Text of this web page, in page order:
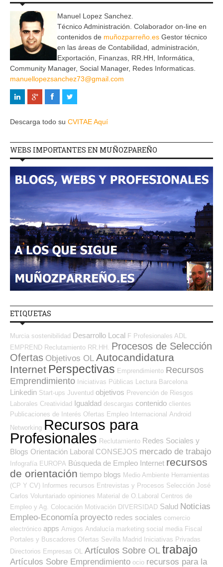
Manuel Lopez Sanchez.
Técnico Administración. Colaborador on-line en
contenidos de muñozparreño.es Gestor técnico
en las áreas de Contabilidad, administración,
Exportación, Finanzas, RR.HH, Informática,
Community Manager, Social Manager, Redes Informaticas.
manuellopezsanchez73@gmail.com
Descarga todo su CVITAE Aquí
WEBS IMPORTANTES EN MUÑOZPAREÑO
ETIQUETAS
Murcia sostenibilidad Desarrollo Local F Profesionales ADL
EMPREND Reclutamiento RR.HH.
Procesos de Selección
Ofertas Objetivos OL Autocandidatura
Internet Perspectivas Emprendimiento Recursos
Emprendimiento Iniciativas Públicas Lectura Barcelona
Linkedin Start-ups Juventud objetivos Prevención de Riesgos
Laborales Creatividad Igualdad descargas contenido clientes
Publicaciones de Interés Ofertas Empleo Internacional Android
Networking Recursos para
Profesionales Reclutamiento Redes Sociales y
Blogs Orientación Laboral CONSEJOS mercado de trabajo
Infografía EUROPA Búsqueda de Empleo Internet recursos
de orientación tiempo blogs Medio Ambiente Herramientas
(CP Y CV) Informes recursos Entrevistas y Procesos Selección José
Carlos Voluntariado opiniones Material de O.Laboral Centros de
Empleo y Ag. Colocación Motivación DIVERSIDAD Salud Noticias
Empleo-Economía proyecto redes sociales comercio
electrónico apps Amigos Andalucía marketing social media Fiscal
Portales y Buscadores Ofertas Sevilla Madrid Iniciativas Privadas
Directorios Empresas OL Artículos Sobre OL trabajo
Artículos Sobre Emprendimiento ocio recursos para la